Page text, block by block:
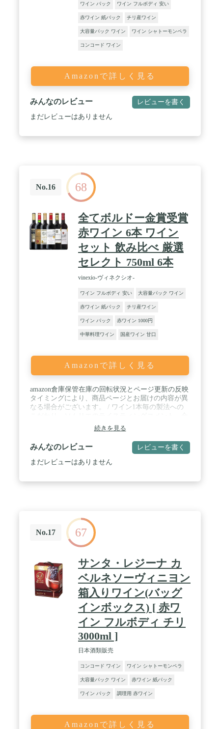
ワイン パック ワイン フルボディ 安い
赤ワイン 紙パック チリ産ワイン
大容量パック ワイン ワイン シャトーモンペラ
コンコード ワイン
Amazonで詳しく見る
みんなのレビュー レビューを書く
まだレビューはありません
No.16 68
全てボルドー金賞受賞
赤ワイン 6本 ワイン
セット 飲み比べ 厳選
セレクト 750ml 6本
vinexio-ヴィネクシオ-
ワイン フルボディ 安い 大容量パック ワイン
赤ワイン 紙パック チリ産ワイン
ワイン パック 赤ワイン 1000円
中華料理ワイン 国産ワイン 甘口
Amazonで詳しく見る
amazon倉庫保管在庫の回転状況とページ更新の反映
タイミングにより、商品ページとお届けの内容が異
なる場合がございます。 / ワイン1本毎の製法への
わせやすいお料理などを記載した説明書きを同封し
ております。ぜひ読みながらワインをお楽しみくだ
さい。 / 当商品は金賞受賞ワインのセットとなりま
す。金賞受賞ワインとは、プロに厳しく審査され選
び抜かれた高クオリティワイン。
続きを見る
みんなのレビュー レビューを書く
まだレビューはありません
No.17 67
サンタ・レジーナ カ
ベルネソーヴィニヨン
箱入りワイン(バッグ
インボックス) [ 赤ワ
イン フルボディ チリ
3000ml ]
日本酒類販売
コンコード ワイン ワイン シャトーモンペラ
大容量パック ワイン 赤ワイン 紙パック
ワイン パック 調理用 赤ワイン
Amazonで詳しく見る